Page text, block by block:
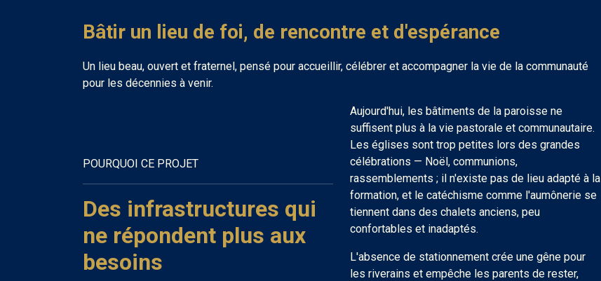
Bâtir un lieu de foi, de rencontre et d'espérance
Un lieu beau, ouvert et fraternel, pensé pour accueillir, célébrer et accompagner la vie de la communauté
pour les décennies à venir.
POURQUOI CE PROJET
Des infrastructures qui
ne répondent plus aux
besoins
Aujourd'hui, les bâtiments de la paroisse ne
suffisent plus à la vie pastorale et communautaire.
Les églises sont trop petites lors des grandes
célébrations — Noël, communions,
rassemblements ; il n'existe pas de lieu adapté à la
formation, et le catéchisme comme l'aumônerie se
tiennent dans des chalets anciens, peu
confortables et inadaptés.
L'absence de stationnement crée une gêne pour
les riverains et empêche les parents de rester,